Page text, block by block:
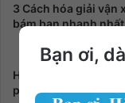
3 Cách hóa giải vận
bám bạn nhanh nhất
Hướng dẫn bạn
phong bì thư đẹp
Bạn ơi,